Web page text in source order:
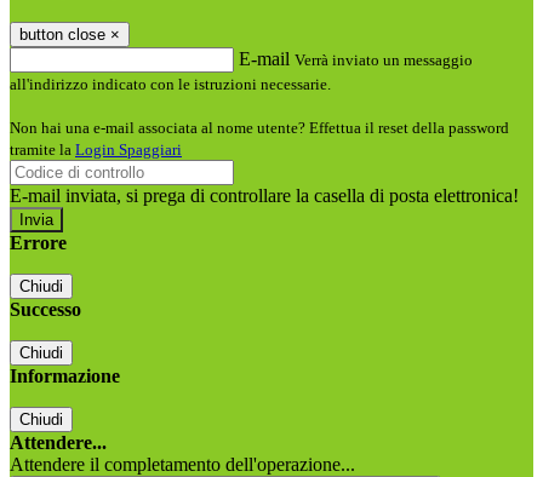
button close ×
E-mail Verrà inviato un messaggio
all'indirizzo indicato con le istruzioni necessarie.
Non hai una e-mail associata al nome utente? Effettua il reset della password
tramite la Login Spaggiari
E-mail inviata, si prega di controllare la casella di posta elettronica!
Errore
Chiudi
Successo
Chiudi
Informazione
Chiudi
Attendere...
Attendere il completamento dell'operazione...